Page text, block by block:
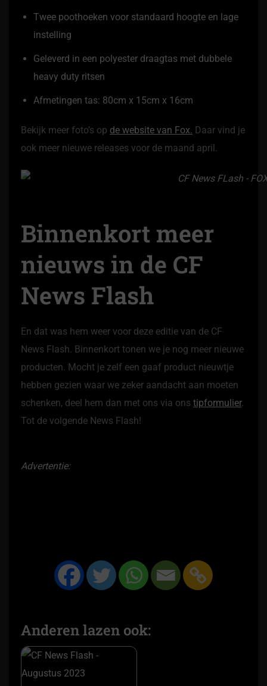
Twee poothoeken voor standaard hoogte en lage
instelling
Geleverd in een polyester draagtas met dubbele
heavy duty ritsen
Afmetingen tas: 80cm x 15cm x 16cm
Bekijk meer foto’s op de website van Fox. Daar vind je
ook meer nieuwe releases voor de maand april.
Binnenkort meer
nieuws in de CF
News Flash
En dat was hem weer voor deze editie van de CF
News Flash. Binnenkort tonen we je nog meer nieuwe
producten. Mocht je zelf een gaaf product nieuwtje
hebben gezien waar we zeker aandacht aan moeten
schenken, deel hem dan met ons via ons tipformulier.
Tot de volgende News Flash!
Advertentie:
Anderen lazen ook: